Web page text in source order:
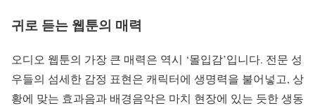
귀로 듣는 웹툰의 매력
오디오 웹툰의 가장 큰 매력은 역시 ‘몰입감’입니다. 전문 성
우들의 섬세한 감정 표현은 캐릭터에 생명력을 불어넣고, 상
황에 맞는 효과음과 배경음악은 마치 현장에 있는 듯한 생동